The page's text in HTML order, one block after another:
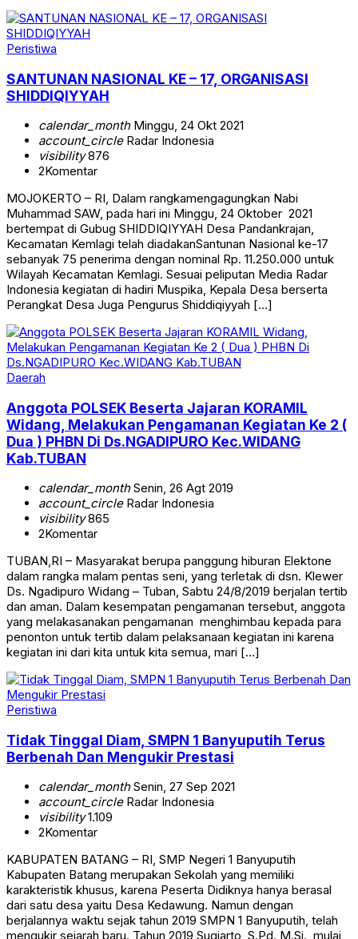
Peristiwa
SANTUNAN NASIONAL KE – 17, ORGANISASI
SHIDDIQIYYAH
calendar_monthMinggu, 24 Okt 2021
account_circleRadar Indonesia
visibility876
2Komentar
MOJOKERTO – RI, Dalam rangkamengagungkan Nabi
Muhammad SAW, pada hari ini Minggu, 24 Oktober 2021
bertempat di Gubug SHIDDIQIYYAH Desa Pandankrajan,
Kecamatan Kemlagi telah diadakanSantunan Nasional ke-17
sebanyak 75 penerima dengan nominal Rp. 11.250.000 untuk
Wilayah Kecamatan Kemlagi. Sesuai peliputan Media Radar
Indonesia kegiatan di hadiri Muspika, Kepala Desa berserta
Perangkat Desa Juga Pengurus Shiddiqiyyah […]
Daerah
Anggota POLSEK Beserta Jajaran KORAMIL
Widang, Melakukan Pengamanan Kegiatan Ke 2 (
Dua ) PHBN Di Ds.NGADIPURO Kec.WIDANG
Kab.TUBAN
calendar_monthSenin, 26 Agt 2019
account_circleRadar Indonesia
visibility865
2Komentar
TUBAN,RI – Masyarakat berupa panggung hiburan Elektone
dalam rangka malam pentas seni, yang terletak di dsn. Klewer
Ds. Ngadipuro Widang – Tuban, Sabtu 24/8/2019 berjalan tertib
dan aman. Dalam kesempatan pengamanan tersebut, anggota
yang melakasanakan pengamanan menghimbau kepada para
penonton untuk tertib dalam pelaksanaan kegiatan ini karena
kegiatan ini dari kita untuk kita semua, mari […]
Peristiwa
Tidak Tinggal Diam, SMPN 1 Banyuputih Terus
Berbenah Dan Mengukir Prestasi
calendar_monthSenin, 27 Sep 2021
account_circleRadar Indonesia
visibility1.109
2Komentar
KABUPATEN BATANG – RI, SMP Negeri 1 Banyuputih
Kabupaten Batang merupakan Sekolah yang memiliki
karakteristik khusus, karena Peserta Didiknya hanya berasal
dari satu desa yaitu Desa Kedawung. Namun dengan
berjalannya waktu sejak tahun 2019 SMPN 1 Banyuputih, telah
mengukir sejarah baru. Tahun 2019 Sugiarto, S.Pd.,M.Si., mulai